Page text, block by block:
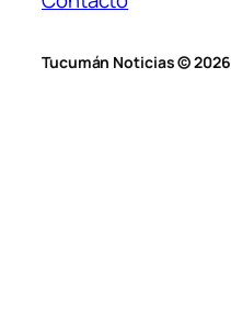
Tucumán Noticias © 2026